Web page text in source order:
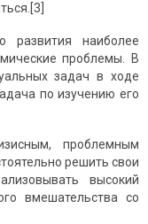
развития наиболее
проблемы. В
задач в ходе
по изучению его
проблемным
решить свои
высокий
вмешательства со